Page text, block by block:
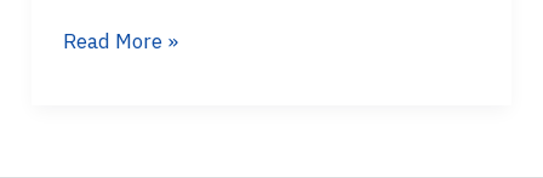
Read More »